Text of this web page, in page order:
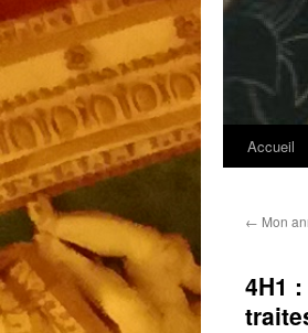
Accueil
← Mon
4H1